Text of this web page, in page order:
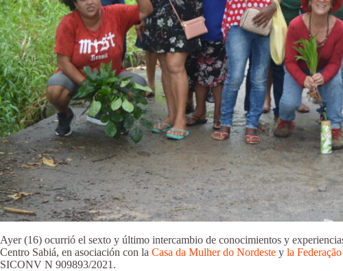
Ayer (16) ocurrió el sexto y último intercambio de conocimientos y
Centro Sabiá, en asociación con la Casa da Mulher do Nordeste y la
SICONV N 909893/2021.